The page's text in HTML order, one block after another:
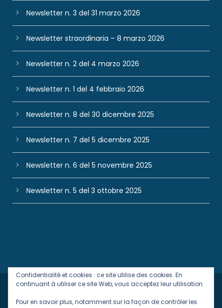
Newsletter n. 3 del 31 marzo 2026
Newsletter straordinaria – 8 marzo 2026
Newsletter n. 2 del 4 marzo 2026
Newsletter n. 1 del 4 febbraio 2026
Newsletter n. 8 del 30 dicembre 2025
Newsletter n. 7 del 5 dicembre 2025
Newsletter n. 6 del 5 novembre 2025
Newsletter n. 5 del 3 ottobre 2025
Designed with in Italy byBaioni Comunicazione
Confidentialité et cookies : ce site utilise des cookies. En
continuant à utiliser ce site Web, vous acceptez leur utilisation.
Pour en savoir plus, notamment sur la façon de contrôler les